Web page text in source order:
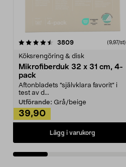
3809recensioner (9,97/st)
Köksrengöring & disk
Mikrofiberduk 32 x 31 cm, 4-
pack
Aftonbladets "självklara favorit” i
test av d...
Utförande: Grå/beige
39,90
Lägg i varukorg
4.0av 5 stjärnor